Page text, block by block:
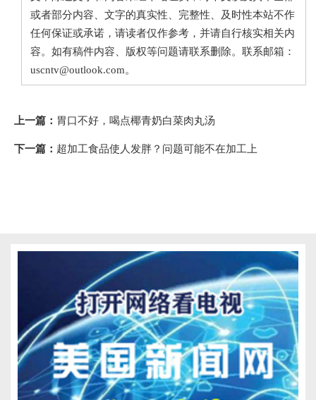
或者部分内容、文字的真实性、完整性、及时性本站不作
任何保证或承诺，请读者仅作参考，并请自行核实相关内
容。如有稿件内容、版权等问题请联系删除。联系邮箱：
uscntv@outlook.com。
上一篇： 胃口不好，喝点椰青奶白菜肉丸汤
下一篇： 超加工食品使人发胖？问题可能不在加工上